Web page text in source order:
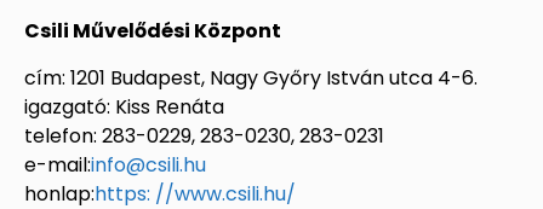
Csili Művelődési Központ
cím: 1201 Budapest, Nagy Győry István utca 4-6.
igazgató: Kiss Renáta
telefon: 283-0229, 283-0230, 283-0231
e-mail:info@csili.hu
honlap:https: //www.csili.hu/